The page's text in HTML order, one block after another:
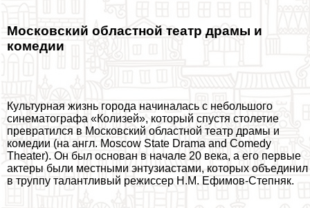
Московский областной театр драмы и
комедии
Культурная жизнь города начиналась с небольшого
синематографа «Колизей», который спустя столетие
превратился в Московский областной театр драмы и
комедии (на англ. Moscow State Drama and Comedy
Theater). Он был основан в начале 20 века, а его первые
актеры были местными энтузиастами, которых объединил
в труппу талантливый режиссер Н.М. Ефимов-Степняк.